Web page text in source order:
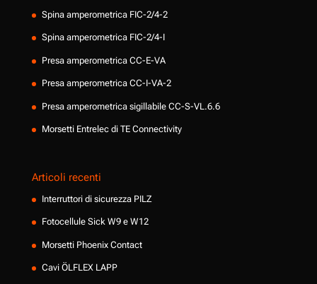
Spina amperometrica FIC-2/4-2
Spina amperometrica FIC-2/4-I
Presa amperometrica CC-E-VA
Presa amperometrica CC-I-VA-2
Presa amperometrica sigillabile CC-S-VL.6.6
Morsetti Entrelec di TE Connectivity
Articoli recenti
Interruttori di sicurezza PILZ
Fotocellule Sick W9 e W12
Morsetti Phoenix Contact
Cavi ÖLFLEX LAPP